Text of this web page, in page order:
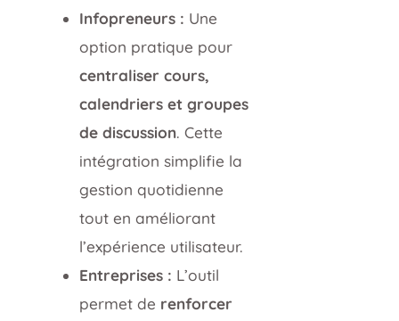
Infopreneurs : Une
option pratique pour
centraliser cours,
calendriers et groupes
de discussion. Cette
intégration simplifie la
gestion quotidienne
tout en améliorant
l’expérience utilisateur.
Entreprises : L’outil
permet de renforcer